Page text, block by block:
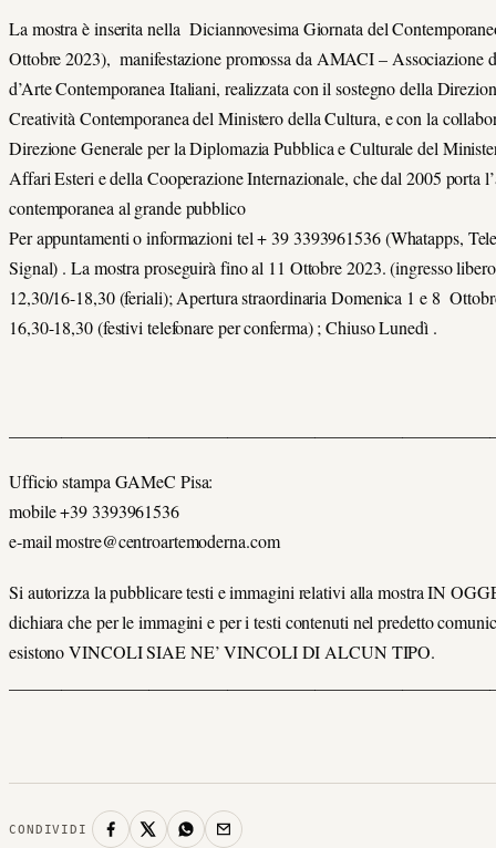
La mostra è inserita nella Diciannovesima Giornata del
Ottobre 2023), manifestazione promossa da AMACI – Associazione
d’Arte Contemporanea Italiani, realizzata con il sostegno della
Creatività Contemporanea del Ministero della Cultura, e con la
Direzione Generale per la Diplomazia Pubblica e Culturale del
Affari Esteri e della Cooperazione Internazionale, che dal 2005 porta
contemporanea al grande pubblico
Per appuntamenti o informazioni tel + 39 3393961536 (Whatapps,
Signal) . La mostra proseguirà fino al 11 Ottobre 2023. (ingresso
12,30/16-18,30 (feriali); Apertura straordinaria Domenica 1 e 8
16,30-18,30 (festivi telefonare per conferma) ; Chiuso Lunedì .
Ufficio stampa GAMeC Pisa:
mobile +39 3393961536
e-mail mostre@centroartemoderna.com
Si autorizza la pubblicare testi e immagini relativi alla mostra IN
dichiara che per le immagini e per i testi contenuti nel predetto
esistono VINCOLI SIAE NE’ VINCOLI DI ALCUN TIPO.
CONDIVIDI